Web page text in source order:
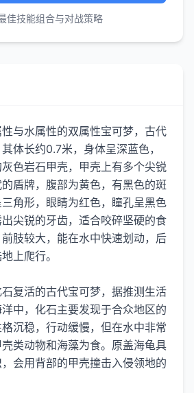
佳技能组合与对战策略
与水属性的双属性宝可梦，古代
体长约0.7米，身体呈深蓝色，
色岩石甲壳，甲壳上有多个尖锐
盾牌，腹部为黄色，有黑色的斑
角形，眼睛为红色，瞳孔呈黑色
尖锐的牙齿，适合咬碎坚硬的食
肢较大，能在水中快速划动，后
上爬行。
复活的古代宝可梦，据推测生活
中，化石主要发现于合众地区的
沉稳，行动缓慢，但在水中非常
类动物和海藻为食。原盖海龟具
会用背部的甲壳撞击入侵领地的